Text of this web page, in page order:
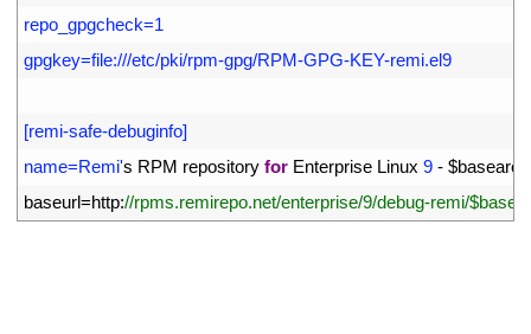
repo_gpgcheck=1
gpgkey=file:///etc/pki/rpm-gpg/RPM-GPG-KEY-remi.el9
[remi-safe-debuginfo]
name=Remi's RPM repository for Enterprise Linux 9 - $basearch
baseurl=http://rpms.remirepo.net/enterprise/9/debug-remi/